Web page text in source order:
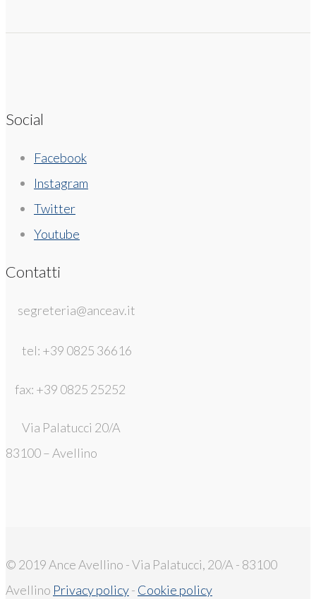
Social
Facebook
Instagram
Twitter
Youtube
Contatti
segreteria@anceav.it
tel: +39 0825 36616
fax: +39 0825 25252
Via Palatucci 20/A
83100 – Avellino
© 2019 Ance Avellino - Via Palatucci, 20/A - 83100
Avellino Privacy policy- Cookie policy